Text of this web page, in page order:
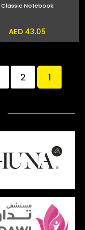
Classic Notebook
AED 43.05
1
2